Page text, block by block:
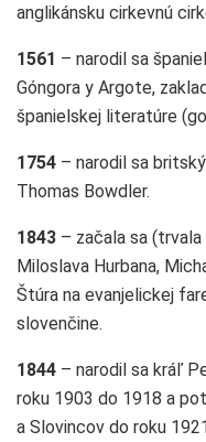
anglikánsku cirkevnú
1561 – narodil sa
Góngora y Argote,
španielskej literatúre
1754 – narodil sa
Thomas Bowdler.
1843 – začala sa
Miloslava Hurbana,
Štúra na evanjelickej
slovenčine.
1844 – narodil sa kráľ
roku 1903 do 1918 a
a Slovincov do roku